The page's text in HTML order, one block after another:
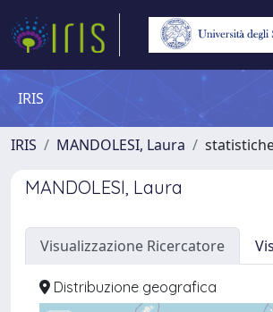
IRIS
IRIS MANDOLESI, Laura
MANDOLESI, Laura
Visualizzazione Ricercatore
Distribuzione geografica